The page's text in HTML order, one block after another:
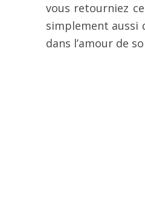
vous retourniez
simplement aussi
dans l’amour de